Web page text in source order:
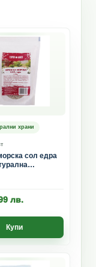
храни
сол едра
лв.
Купи